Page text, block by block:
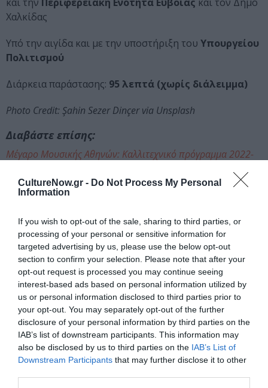
CultureNow.gr - Do Not Process My Personal
Information
If you wish to opt-out of the sale, sharing to third parties, or
processing of your personal or sensitive information for
targeted advertising by us, please use the below opt-out
section to confirm your selection. Please note that after your
opt-out request is processed you may continue seeing
interest-based ads based on personal information utilized by
us or personal information disclosed to third parties prior to
your opt-out. You may separately opt-out of the further
disclosure of your personal information by third parties on the
IAB’s list of downstream participants. This information may
also be disclosed by us to third parties on the IAB’s List of
Downstream Participants that may further disclose it to other
Χαλκίδας
Υπό την αιγίδα και με την υποστήριξη του Υπουργείου
Πολιτισμού
Διάρκεια παράστασης: 95 λεπτά (χωρίς διάλειμμα)
Photo Credit: Şahin Sezer Dinçer via Unsplash
Διαβάστε επίσης:
Μέγαρο Μουσικής Αθηνών: Καλλιτεχνικό πρόγραμμα 2022-
Ημερομηνία:
18/01/2023
20:30
Τοποθεσία:
Μέγαρο Μουσικής Αθηνών - Αίθουσα Δ.
Μητρόπουλος, Βασ. Σοφίας & Κόκκαλη, Αθήνα
Μέγαρο Μουσικής Αθηνών